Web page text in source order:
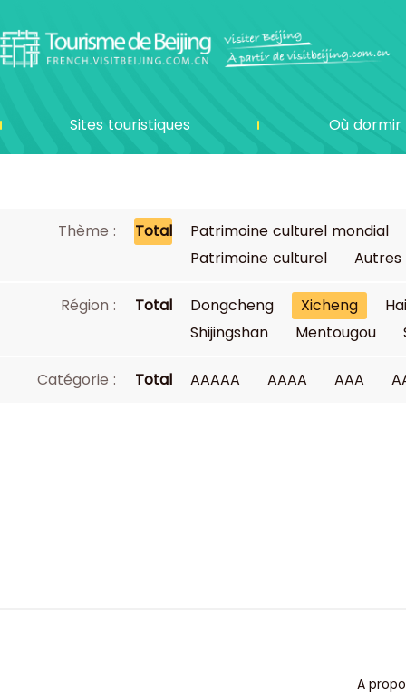
Sites touristiques Où dormir
Thème : Total
Patrimoine culturel mondial
Patrimoine culturel
Autres
Région : Total Dongcheng Xicheng
Shijingshan
Mentougou
Catégorie : Total AAAAA AAAA AAA
A